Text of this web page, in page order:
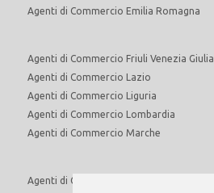
Agenti di Commercio Emilia Romagna
Agenti di Commercio Friuli Venezia Giulia
Agenti di Commercio Lazio
Agenti di Commercio Liguria
Agenti di Commercio Lombardia
Agenti di Commercio Marche
Agenti di Commercio Molise